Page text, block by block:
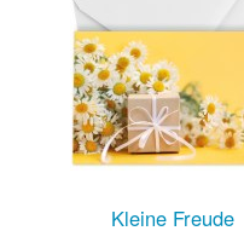
Kleine Freude